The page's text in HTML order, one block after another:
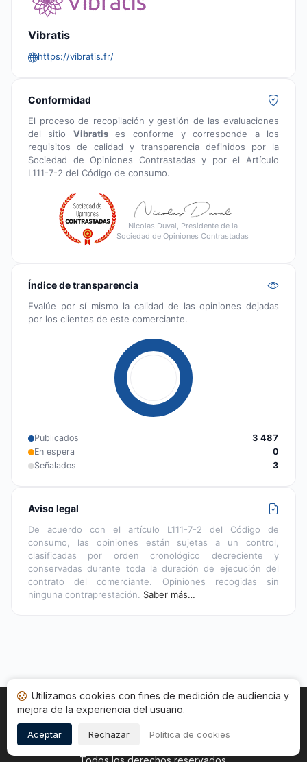
Vibratis
https://vibratis.fr/
Conformidad
El proceso de recopilación y gestión de las evaluaciones
del sitio Vibratises conforme y corresponde a los
requisitos de calidad y transparencia definidos por la
Sociedad de Opiniones Contrastadas y por el Artículo
L111-7-2 del Código de consumo.
Nicolas Duval, Presidente de la
Sociedad de Opiniones Contrastadas
Índice de transparencia
Evalúe por sí mismo la calidad de las opiniones dejadas
por los clientes de este comerciante.
Publicados
3 487
En espera
0
Señalados
3
Aviso legal
De acuerdo con el artículo L111-7-2 del Código de
consumo, las opiniones están sujetas a un control,
clasificadas por orden cronológico decreciente y
conservadas durante toda la duración de ejecución del
contrato del comerciante. Opiniones recogidas sin
ninguna contraprestación. Saber más…
Inicio Estado opiniones Categorías
Copyright © 2026
Todos los derechos reservados.
Utilizamos cookies con fines de medición de audiencia y
mejora de la experiencia del usuario.
Aceptar Rechazar Política de cookies